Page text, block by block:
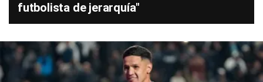
futbolista de jerarquía"